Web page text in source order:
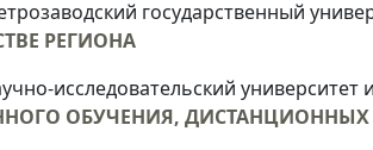
государственный
РЕГИОНА
исследовательский
ОБУЧЕНИЯ,